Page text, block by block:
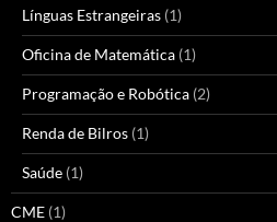
Línguas Estrangeiras (1)
Oficina de Matemática (1)
Programação e Robótica (2)
Renda de Bilros (1)
Saúde (1)
CME (1)